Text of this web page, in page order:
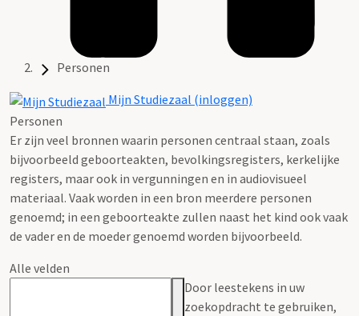
Personen
Mijn Studiezaal (inloggen)
Personen
Er zijn veel bronnen waarin personen centraal staan, zoals
bijvoorbeeld geboorteakten, bevolkingsregisters, kerkelijke
registers, maar ook in vergunningen en in audiovisueel
materiaal. Vaak worden in een bron meerdere personen
genoemd; in een geboorteakte zullen naast het kind ook vaak
de vader en de moeder genoemd worden bijvoorbeeld.
Alle velden
Door leestekens in uw
zoekopdracht te gebruiken,